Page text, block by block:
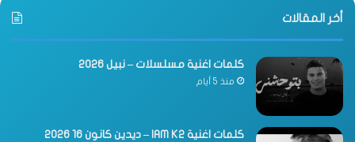
أخر المقالات
كلمات اغنية مسلسلات – نبيل 2026
منذ 5 أيام
كلمات اغنية IAM K2 – ديدين كانون 16 2026